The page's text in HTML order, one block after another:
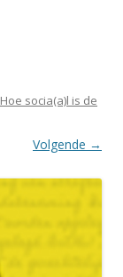
Hoe socia(a)l is de
Volgende →